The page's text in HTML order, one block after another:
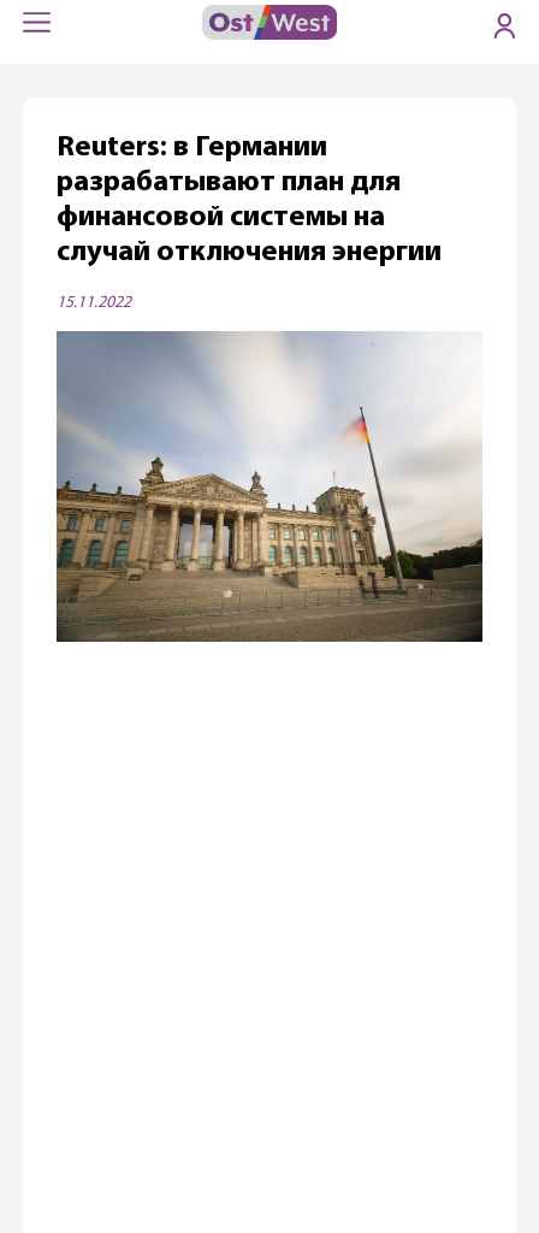
Reuters: в Германии
разрабатывают план для
финансовой системы на
случай отключения энергии
15.11.2022